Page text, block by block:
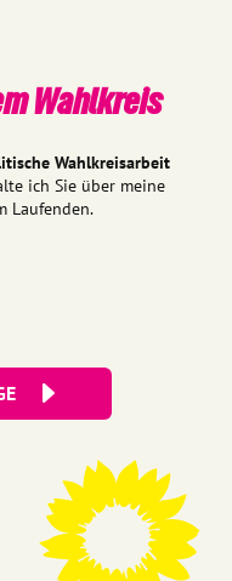
Wahlkreis
Wahlkreisarbeit
ich Sie über meine
Laufenden.